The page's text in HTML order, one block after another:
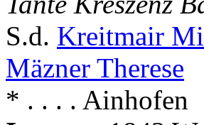
S.d. Kreitmair
Mäzner Therese
* . . . . Ainhofen